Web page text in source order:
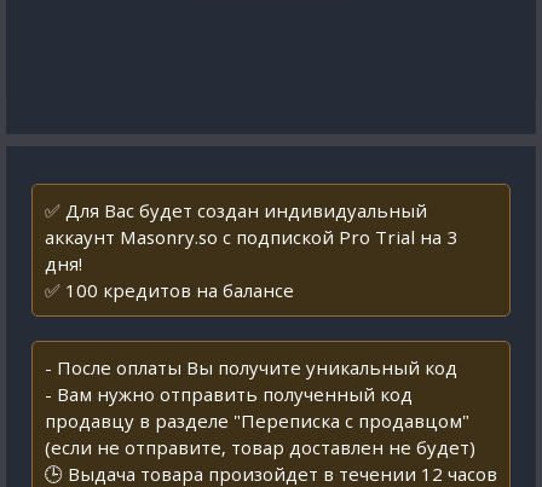
✅ Для Вас будет создан индивидуальный
аккаунт Masonry.so с подпиской Pro Trial на 3
дня!
✅ 100 кредитов на балансе
- После оплаты Вы получите уникальный код
- Вам нужно отправить полученный код
продавцу в разделе "Переписка с продавцом"
(если не отправите, товар доставлен не будет)
🕒 Выдача товара произойдет в течении 12 часов